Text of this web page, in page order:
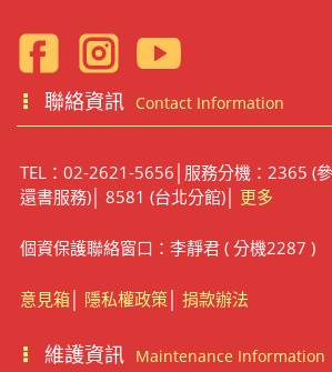
聯絡資訊 Contact Information
TEL：02-2621-5656│服務分機：2365 (
還書服務)│ 8581 (台北分館)│ 更多
個資保護聯絡窗口：李靜君 ( 分機2287 )
意見箱│ 隱私權政策│ 捐款辦法
維護資訊 Maintenance Information